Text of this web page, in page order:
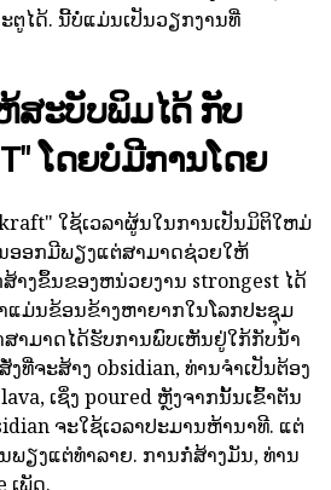
ຕູໄດ້. ນີ້ບໍ່ແມ່ນເປັນວຽກງານທີ່
ສະບັບພິມໄດ້ ກັບ
ໂດຍບໍ່ມີການໂດຍ
ໃຊ້ເວລາຜູ້ນໃນການເປັນມິຕິໃຫມ່
ອອກມີພຽງແຕ່ສາມາດຊ່ວຍໃຫ້
າງຂຶ້ນຂອງຫນ່ວຍງານ strongest ໄດ້
ແມ່ນຂ້ອນຂ້າງຫາຍາກໃນໂລກປະຊຸມ
ສາມາດໄດ້ຮັບການພົບເຫັນຢູ່ໃກ້ກັບນ້ໍາ
ທີ່ຈະສ້າງ obsidian, ທ່ານຈໍາເປັນຕ້ອງ
ເຊິ່ງ poured ຫຼັງຈາກນັ້ນເຂົ້າຕັນ
ຈະໃຊ້ເວລາປະມານຫ້ານາທີ. ແຕ່
ຽງແຕ່ທໍາລາຍ. ການກໍ່ສ້າງມັນ, ທ່ານ
ເພັດ.